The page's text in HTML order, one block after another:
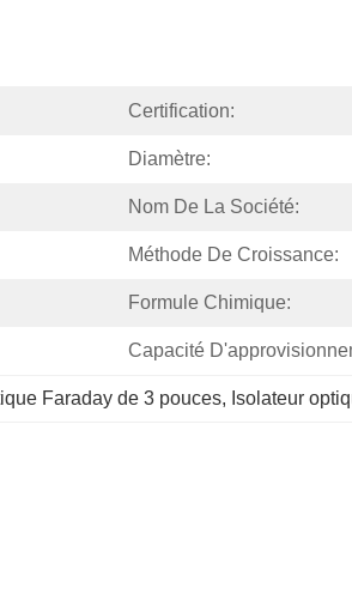
Certification:
Diamètre:
Nom De La Société:
Méthode De Croissance:
Formule Chimique:
Capacité
Faraday de 3 pouces, Isolateur